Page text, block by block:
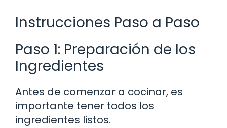
Instrucciones Paso a Paso
Paso 1: Preparación de los
Ingredientes
Antes de comenzar a cocinar, es
importante tener todos los
ingredientes listos.